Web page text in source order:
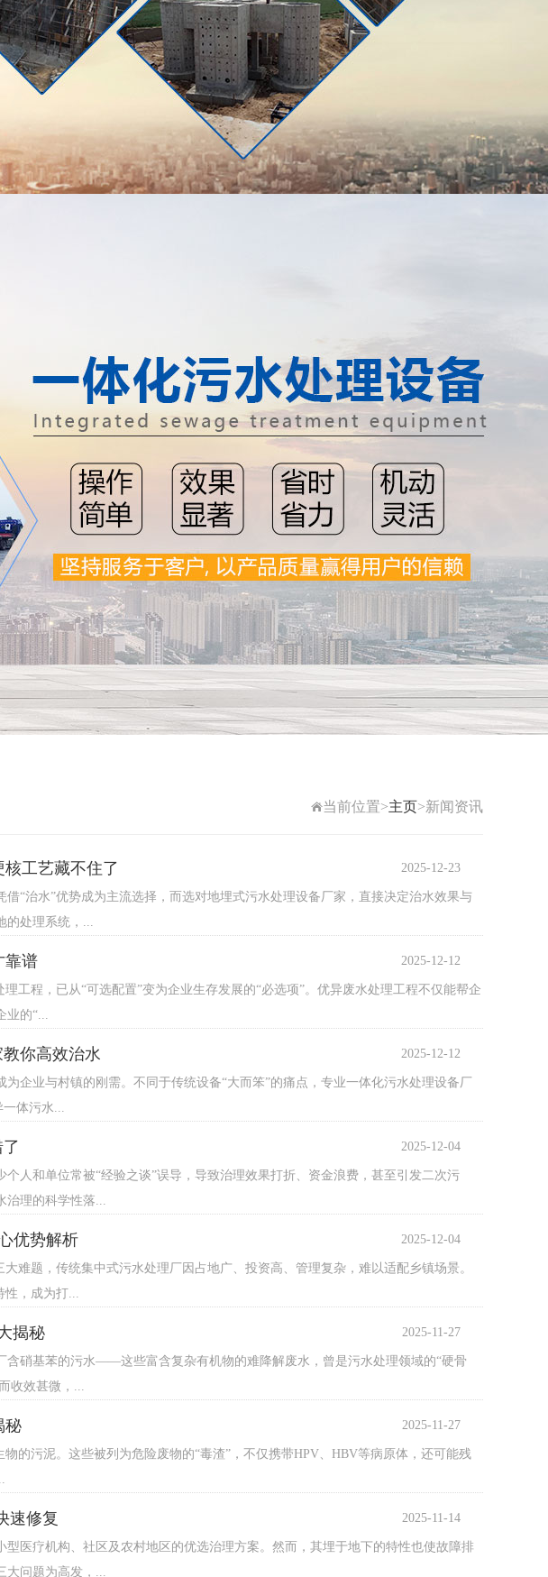
当前位置>主页>新闻资讯
工艺藏不住了 2025-12-23
“治水”优势成为主流选择，而选对地埋式污水处理设备厂家，直接决定治水效果与
的处理系统，...
靠谱 2025-12-12
工程，已从“可选配置”变为企业生存发展的“必选项”。优异废水处理工程不仅能帮企
业的“...
你高效治水 2025-12-12
企业与村镇的刚需。不同于传统设备“大而笨”的痛点，专业一体化污水处理设备厂
一体污水...
2025-12-04
人和单位常被“经验之谈”误导，导致治理效果打折、资金浪费，甚至引发二次污
治理的科学性落...
优势解析 2025-12-04
难题，传统集中式污水处理厂因占地广、投资高、管理复杂，难以适配乡镇场景。
性，成为打...
揭秘 2025-11-27
含硝基苯的污水——这些富含复杂有机物的难降解废水，曾是污水处理领域的“硬骨
收效甚微，...
秘 2025-11-27
的污泥。这些被列为危险废物的“毒渣”，不仅携带HPV、HBV等病原体，还可能残
速修复 2025-11-14
医疗机构、社区及农村地区的优选治理方案。然而，其埋于地下的特性也使故障排
大问题为高发，...